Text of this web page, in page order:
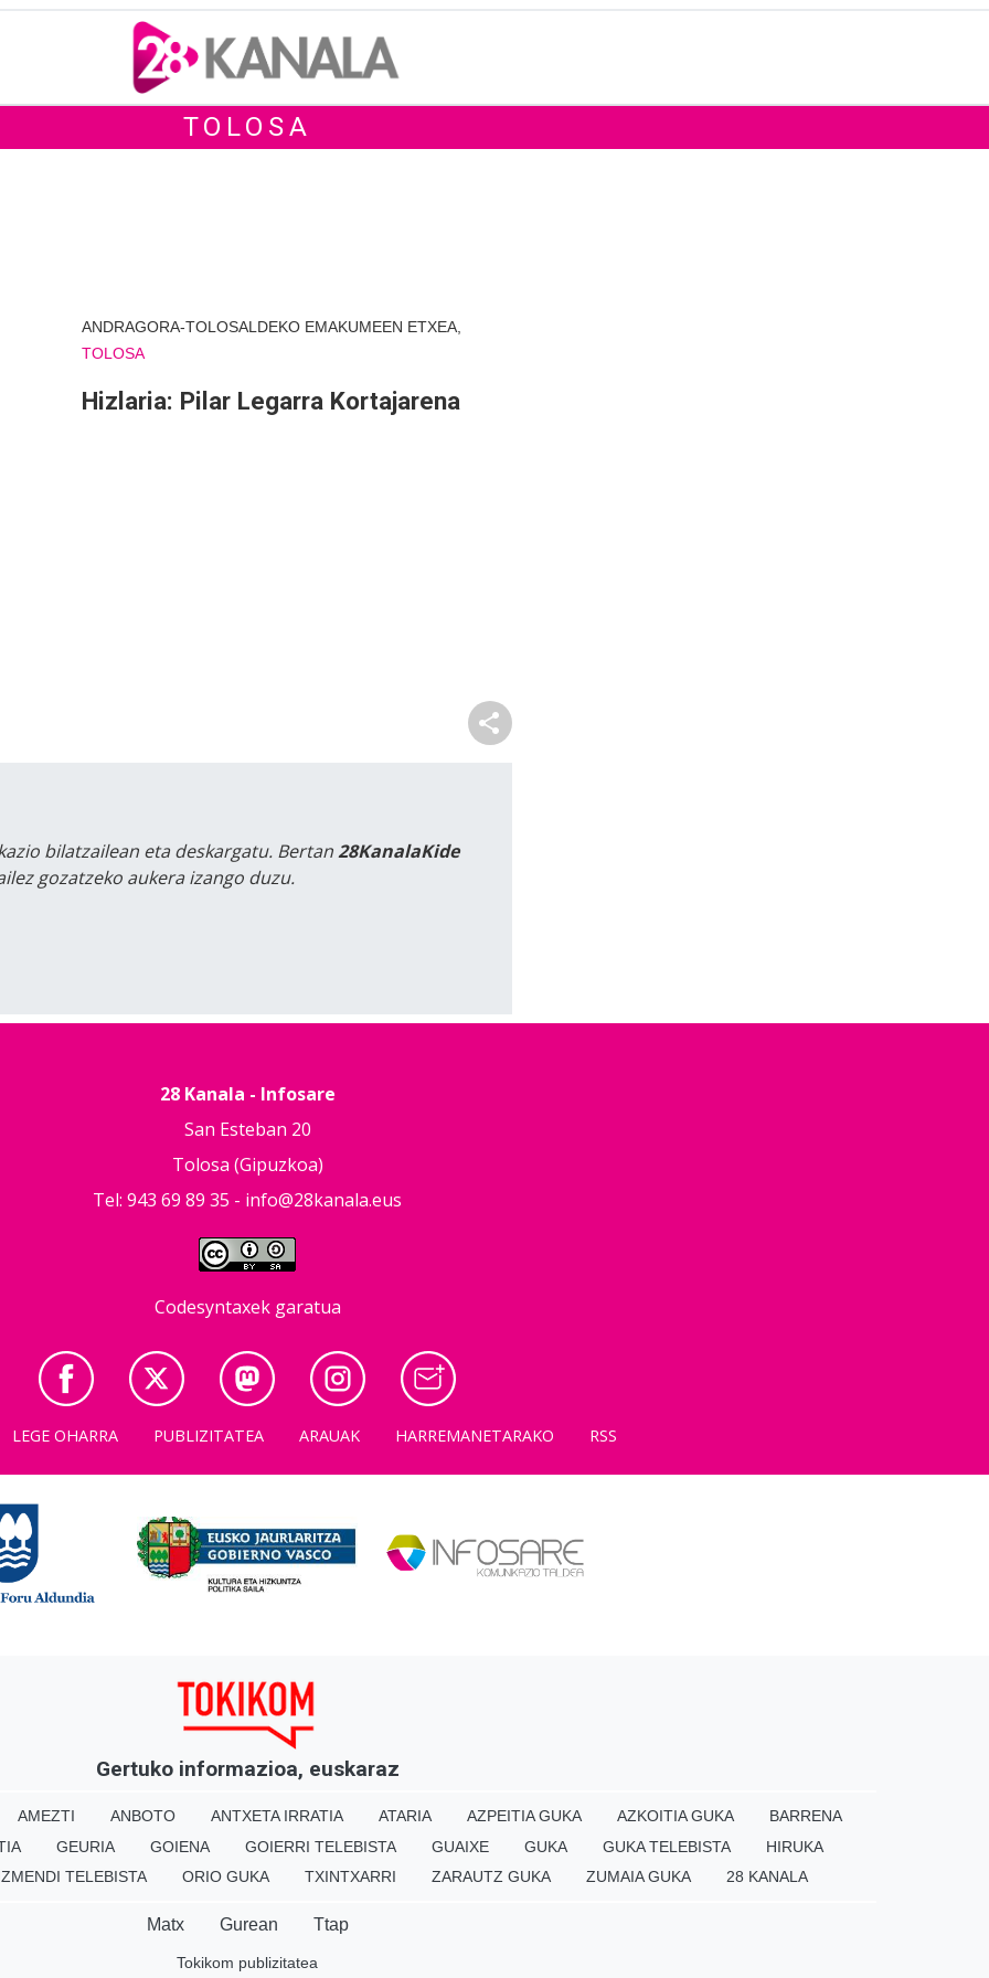
TOLOSA
ANDRAGORA-TOLOSALDEKO EMAKUMEEN ETXEA,
TOLOSA
Hizlaria: Pilar Legarra Kortajarena
bilatzailean eta deskargatu. Bertan28KanalaKide
gozatzeko aukera izango duzu.
28 Kanala - Infosare
San Esteban 20
Tolosa (Gipuzkoa)
Tel: 943 69 89 35 - info@28kanala.eus
Codesyntaxek garatua
LEGE OHARRA PUBLIZITATEA ARAUAK HARREMANETARAKO RSS
Gertuko informazioa, euskaraz
AMEZTI ANBOTO ANTXETA IRRATIA ATARIA AZPEITIA GUKA AZKOITIA GUKA
BARRENA
GEURIA GOIENA GOIERRI TELEBISTA GUAIXE GUKA GUKA TELEBISTA
HIRUKA
TELEBISTA ORIO GUKA TXINTXARRI ZARAUTZ GUKA ZUMAIA GUKA 28 KANALA
Matx Gurean Ttap
Tokikom publizitatea